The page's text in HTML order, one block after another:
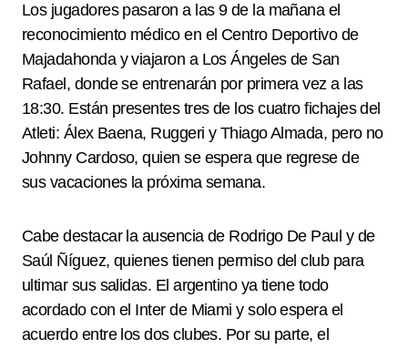
Los jugadores pasaron a las 9 de la mañana el
reconocimiento médico en el Centro Deportivo de
Majadahonda y viajaron a Los Ángeles de San
Rafael, donde se entrenarán por primera vez a las
18:30. Están presentes tres de los cuatro fichajes del
Atleti: Álex Baena, Ruggeri y Thiago Almada, pero no
Johnny Cardoso, quien se espera que regrese de
sus vacaciones la próxima semana.
Cabe destacar la ausencia de Rodrigo De Paul y de
Saúl Ñíguez, quienes tienen permiso del club para
ultimar sus salidas. El argentino ya tiene todo
acordado con el Inter de Miami y solo espera el
acuerdo entre los dos clubes. Por su parte, el